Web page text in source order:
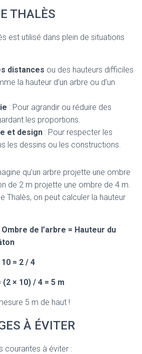
THALÈS
est utilisé dans plein de situations
distances ou des hauteurs difficiles
la hauteur d’un arbre ou d’un
: Pour agrandir ou réduire des
les proportions.
et design : Pour respecter les
les dessins ou les constructions.
qu’un arbre projette une ombre
de 2 m projette une ombre de 4 m.
Thalès, on peut calculer la hauteur
de l’arbre = Hauteur du
= 2 / 4
× 10) / 4 = 5 m
5 m de haut !
À ÉVITER
courantes à éviter :